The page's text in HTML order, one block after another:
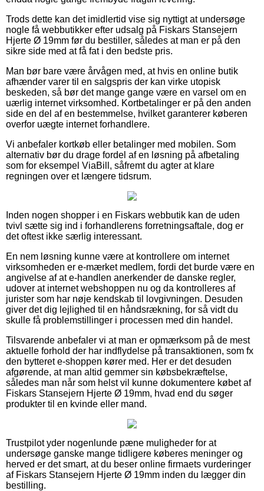
Trods dette kan det imidlertid vise sig nyttigt at undersøge
nogle få webbutikker efter udsalg på Fiskars Stansejern
Hjerte Ø 19mm før du bestiller, således at man er på den
sikre side med at få fat i den bedste pris.
Man bør bare være årvågen med, at hvis en online butik
afhænder varer til en salgspris der kan virke utopisk
beskeden, så bør det mange gange være en varsel om en
uærlig internet virksomhed. Kortbetalinger er på den anden
side en del af en bestemmelse, hvilket garanterer køberen
overfor uægte internet forhandlere.
Vi anbefaler kortkøb eller betalinger med mobilen. Som
alternativ bør du drage fordel af en løsning på afbetaling
som for eksempel ViaBill, såfremt du agter at klare
regningen over et længere tidsrum.
Inden nogen shopper i en Fiskars webbutik kan de uden
tvivl sætte sig ind i forhandlerens forretningsaftale, dog er
det oftest ikke særlig interessant.
En nem løsning kunne være at kontrollere om internet
virksomheden er e-mærket medlem, fordi det burde være en
angivelse af at e-handlen anerkender de danske regler,
udover at internet webshoppen nu og da kontrolleres af
jurister som har nøje kendskab til lovgivningen. Desuden
giver det dig lejlighed til en håndsrækning, for så vidt du
skulle få problemstillinger i processen med din handel.
Tilsvarende anbefaler vi at man er opmærksom på de mest
aktuelle forhold der har indflydelse på transaktionen, som fx
den bytteret e-shoppen kører med. Her er det desuden
afgørende, at man altid gemmer sin købsbekræftelse,
således man når som helst vil kunne dokumentere købet af
Fiskars Stansejern Hjerte Ø 19mm, hvad end du søger
produkter til en kvinde eller mand.
Trustpilot yder nogenlunde pæne muligheder for at
undersøge ganske mange tidligere køberes meninger og
herved er det smart, at du beser online firmaets vurderinger
af Fiskars Stansejern Hjerte Ø 19mm inden du lægger din
bestilling.